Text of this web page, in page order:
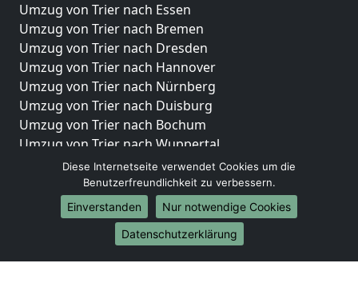
Umzug von Trier nach Essen
Umzug von Trier nach Bremen
Umzug von Trier nach Dresden
Umzug von Trier nach Hannover
Umzug von Trier nach Nürnberg
Umzug von Trier nach Duisburg
Umzug von Trier nach Bochum
Umzug von Trier nach Wuppertal
Umzug von Trier nach Bielefeld
Umzug von Trier nach Bonn
Umzug von Trier nach Münster
Internationale-Umzüge
Umzug von Trier nach Brasilien
Diese Internetseite verwendet Cookies um die
Benutzerfreundlichkeit zu verbessern.
Einverstanden
Nur notwendige Cookies
Datenschutzerklärung